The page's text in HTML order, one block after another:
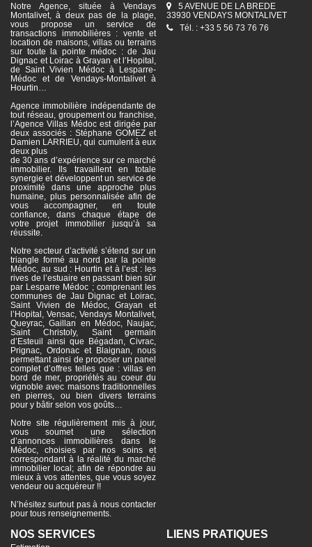
Notre Agence, située à Vendays
Montalivet, à deux pas de la plage,
vous propose un service de
transactions immobilières : vente et
location de maisons, villas ou terrains
sur toute la pointe médoc : de Jau
Dignac et Loirac à Grayan et l’Hopital,
de Saint Vivien Médoc à Lesparre-
Médoc et de Vendays-Montalivet à
Hourtin…
Agence immobilière indépendante de
tout réseau, groupement ou franchise,
l’Agence Villas Médoc est dirigée par
deux associés : Stéphane GOMEZ et
Damien LARRIEU, qui cumulent à eux
deux plus
de 30 ans d’expérience sur ce marché
immobilier. Ils travaillent en totale
synergie et développent un service de
proximité dans une approche plus
humaine, plus personnalisée afin de
vous accompagner, en toute
confiance, dans chaque étape de
votre projet immobilier jusqu’à sa
réussite.
Notre secteur d’activité s’étend sur un
triangle formé au nord par la pointe
Médoc, au sud : Hourtin et à l’est : les
rives de l’estuaire en passant bien sûr
par Lesparre Médoc ; comprenant les
communes de Jau Dignac et Loirac,
Saint Vivien de Médoc, Grayan et
l’Hopital, Vensac, Vendays Montalivet,
Queyrac, Gaillan en Médoc, Naujac,
Saint Christoly, Saint germain
d’Esteuil ainsi que Bégadan, Civrac,
Prignac, Ordonac et Blaignan, nous
permettant ainsi de proposer un panel
complet d’offres telles que : villas en
bord de mer, propriétés au coeur du
vignoble avec maisons traditionnelles
en pierres, ou bien divers terrains
pour y bâtir selon vos goûts…
Notre site régulièrement mis à jour,
vous soumet une sélection
d’annonces immobilières dans le
Médoc, choisies par nos soins et
correspondant à la réalité du marché
immobilier local; afin de répondre au
mieux à vos attentes, que vous soyez
vendeur ou acquéreur !!
N’hésitez surtout pas à nous contacter
pour tous renseignements.
5 AVENUE DE LA BREDE
33930 VENDAYS MONTALIVET
Tél. : +33 5 56 73 76 76
NOS SERVICES LIENS PRATIQUES